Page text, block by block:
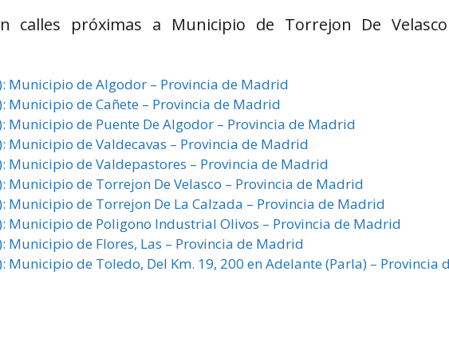
calles próximas a Municipio de Torrejon De
Municipio de Algodor – Provincia de Madrid
Municipio de Cañete – Provincia de Madrid
Municipio de Puente De Algodor – Provincia de Madrid
Municipio de Valdecavas – Provincia de Madrid
Municipio de Valdepastores – Provincia de Madrid
Municipio de Torrejon De Velasco – Provincia de Madrid
Municipio de Torrejon De La Calzada – Provincia de Madrid
Municipio de Poligono Industrial Olivos – Provincia de Madrid
Municipio de Flores, Las – Provincia de Madrid
Municipio de Toledo, Del Km. 19, 200 en Adelante (Parla) – Provincia